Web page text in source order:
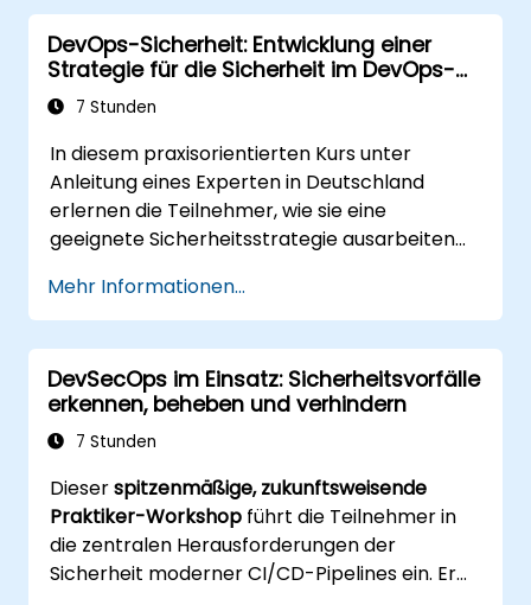
DevOps-Sicherheit: Entwicklung einer
Strategie für die Sicherheit im DevOps-
Umfeld7 Stunden
In diesem praxisorientierten Kurs unter
Anleitung eines Experten in Deutschland
erlernen die Teilnehmer, wie sie eine
geeignete Sicherheitsstrategie ausarbeiten
Bereich der DevOps-Sicherheit zu begegnen.
Mehr Informationen...
DevSecOps im Einsatz: Sicherheitsvorfälle
erkennen, beheben und verhindern
7 Stunden
Dieserspitzenmäßige, zukunftsweisende
Praktiker-Workshop führt die Teilnehmer in
die zentralen Herausforderungen der
Sicherheit moderner CI/CD-Pipelines ein. Er